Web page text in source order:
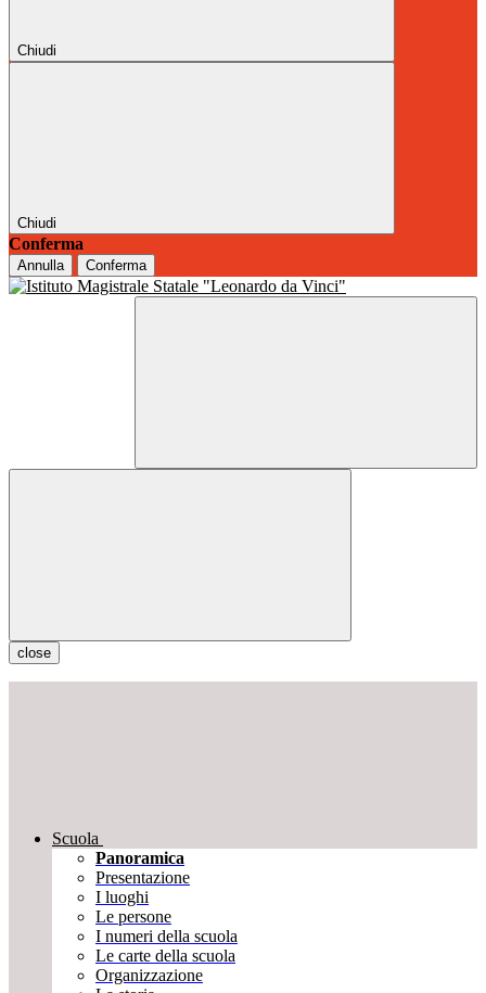
Chiudi
Chiudi
Conferma
Annulla Conferma
close
Scuola
Panoramica
Presentazione
I luoghi
Le persone
I numeri della scuola
Le carte della scuola
Organizzazione